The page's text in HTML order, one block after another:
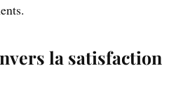
la satisfaction